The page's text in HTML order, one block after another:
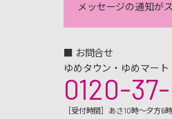
メッセージの通知が
■ お問合せ
ゆめタウン・ゆめマート
0120-
［受付時間］あさ10時～夕方6時